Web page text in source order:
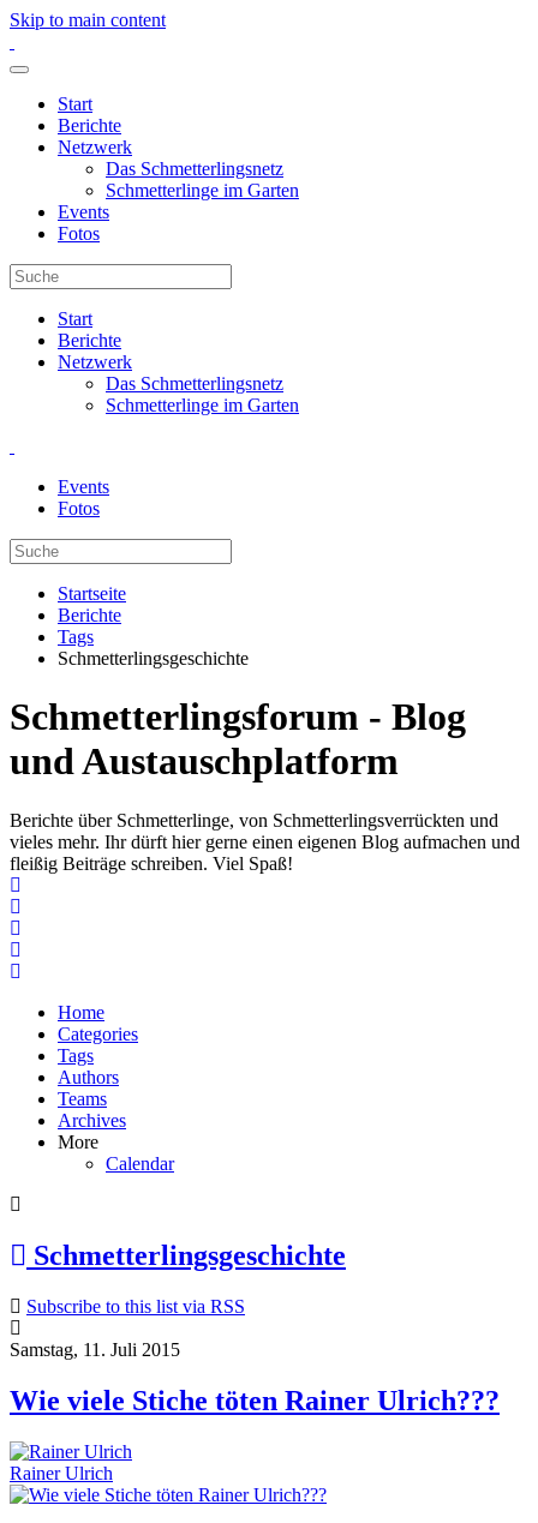
Skip to main content
Start
Berichte
Netzwerk
Das Schmetterlingsnetz
Schmetterlinge im Garten
Events
Fotos
Start
Berichte
Netzwerk
Das Schmetterlingsnetz
Schmetterlinge im Garten
Events
Fotos
Startseite
Berichte
Tags
Schmetterlingsgeschichte
Schmetterlingsforum - Blog
und Austauschplatform
Berichte über Schmetterlinge, von Schmetterlingsverrückten und
vieles mehr. Ihr dürft hier gerne einen eigenen Blog aufmachen und
fleißig Beiträge schreiben. Viel Spaß!
Home
Categories
Tags
Authors
Teams
Archives
More
Calendar
Schmetterlingsgeschichte
Subscribe to this list via RSS
Samstag, 11. Juli 2015
Wie viele Stiche töten Rainer Ulrich???
Rainer Ulrich